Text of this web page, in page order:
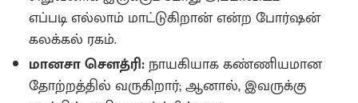
எப்படி எல்லாம் மாட்டுகிறான் என்ற போர்ஷன்
கலக்கல் ரகம்.
மானசா சௌத்ரி:நாயகியாக கண்ணியமான
தோற்றத்தில் வருகிறார்; ஆனால், இவருக்கு